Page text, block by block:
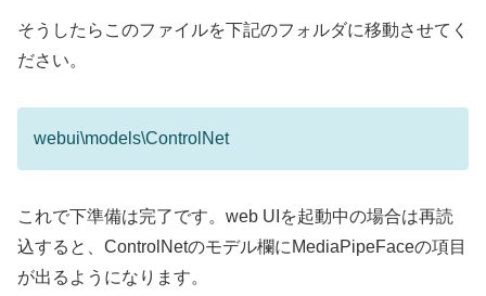
そうしたらこのファイルを下記のフォルダに移動させてく
ださい。
webui\models\ControlNet
これで下準備は完了です。web UIを起動中の場合は再読
込すると、ControlNetのモデル欄にMediaPipeFaceの項目
が出るようになります。